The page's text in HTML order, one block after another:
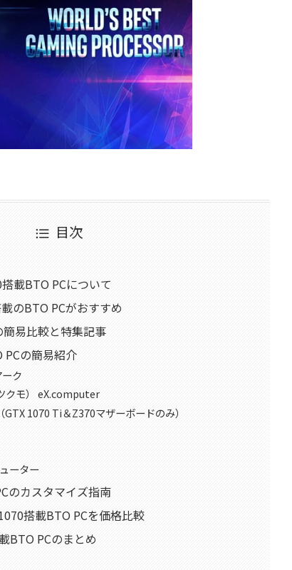
目次
載BTO PCについて
のBTO PCがおすすめ
易比較と特集記事
PCの簡易紹介
ク
クモ） eX.computer
1070 Ti＆Z370マザーボードのみ）
ーター
のカスタマイズ指南
搭載BTO PCを価格比較
BTO PCのまとめ